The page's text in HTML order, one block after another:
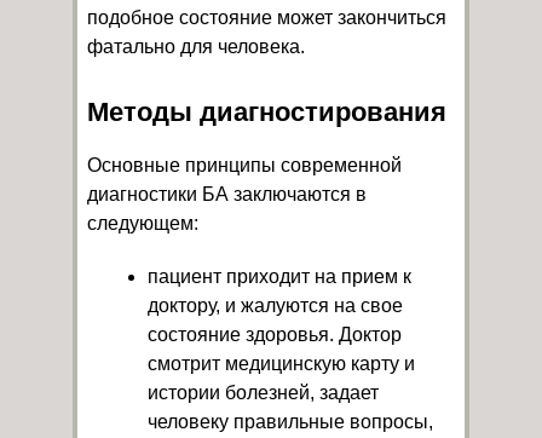
подобное состояние может закончиться
фатально для человека.
Методы диагностирования
Основные принципы современной
диагностики БА заключаются в
следующем:
пациент приходит на прием к
доктору, и жалуются на свое
состояние здоровья. Доктор
смотрит медицинскую карту и
истории болезней, задает
человеку правильные вопросы,